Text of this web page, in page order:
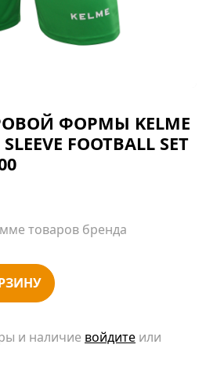
ФОРМЫ KELME
FOOTBALL SET
товаров бренда
и наличие войдите или